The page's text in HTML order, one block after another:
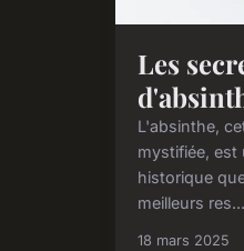
Les
L'absinthe,
mystifiée, est
historique
meilleurs res...
18 mars 2025